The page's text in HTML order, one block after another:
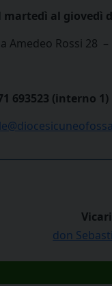
al giovedì
Amedeo Rossi 28 –
693523 (interno 1)
don